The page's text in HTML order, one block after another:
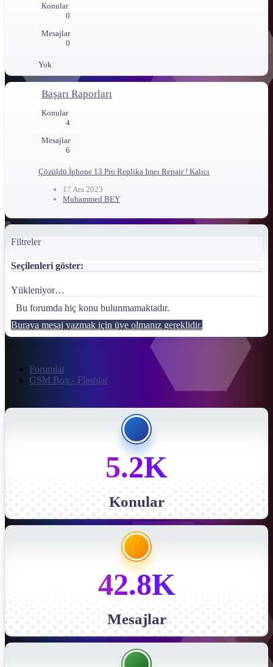
Konular
0
Mesajlar
0
Yok
Başarı Raporları
Konular
4
Mesajlar
6
Çözüldü İphone 13 Pro Replika Imeı Repair ! Kalıcı
17 Ara 2023
Muhammed BEY
Filtreler
Seçilenleri göster:
Yükleniyor…
Bu forumda hiç konu bulunmamaktadır.
Buraya mesaj yazmak için üye olmanız gereklidir.
Forumlar
GSM Box - Flashlar
5.2K
Konular
42.8K
Mesajlar